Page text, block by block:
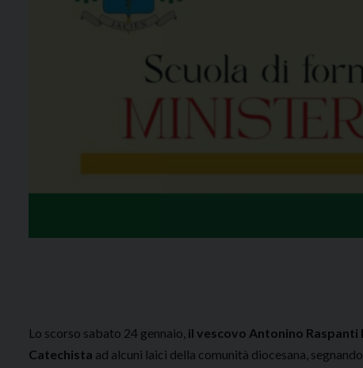
Lo scorso sabato 24 gennaio, il vescovo Antonino
Catechista ad alcuni laici della comunità diocesana,